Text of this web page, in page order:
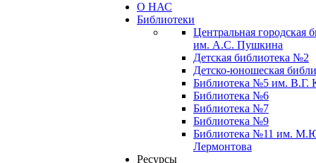
О НАС
Библиотеки
Центральная городская
им. А.С. Пушкина
Детская библиотека №2
Детско-юношеская
Библиотека №5 им. В.Г.
Библиотека №6
Библиотека №7
Библиотека №9
Библиотека №11 им.
Лермонтова
Ресурсы